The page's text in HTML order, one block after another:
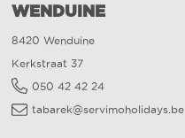
WENDUINE
8420 Wenduine
Kerkstraat 37
050 42 42 24
tabarek@servimoholidays.be